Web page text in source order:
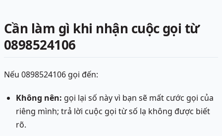
Cần làm gì khi nhận cuộc gọi từ
0898524106
Nếu 0898524106 gọi đến:
Không nên: gọi lại số này vì bạn sẽ mất cước gọi của
riêng mình; trả lời cuộc gọi từ số lạ không được biết
rõ.